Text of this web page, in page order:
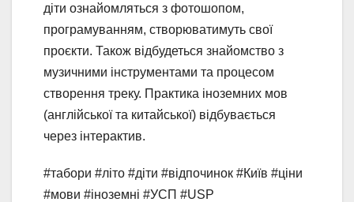
діти ознайомляться з фотошопом,
програмуванням, створюватимуть свої
проєкти. Також відбудеться знайомство з
музичними інструментами та процесом
створення треку. Практика іноземних мов
(англійської та китайської) відбувається
через інтерактив.
#табори #літо #діти #відпочинок #Київ #ціни
#мови #іноземні #УСП #USP